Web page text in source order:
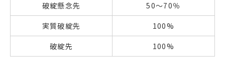
破綻懸念先 50～70％
実質破綻先 100%
破綻先 100%